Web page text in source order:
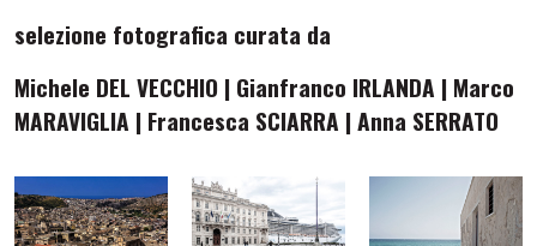
selezione fotografica curata da
Michele DEL VECCHIO | Gianfranco IRLANDA | Marco
MARAVIGLIA | Francesca SCIARRA | Anna SERRATO